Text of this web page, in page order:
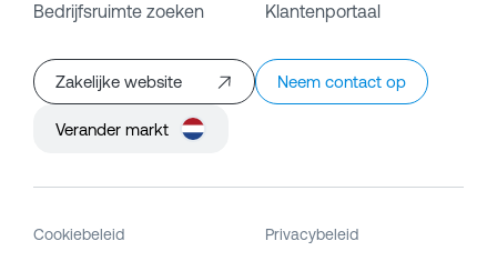
Bedrijfsruimte zoeken Klantenportaal
Zakelijke website Neem contact op
Verander markt
Cookiebeleid Privacybeleid